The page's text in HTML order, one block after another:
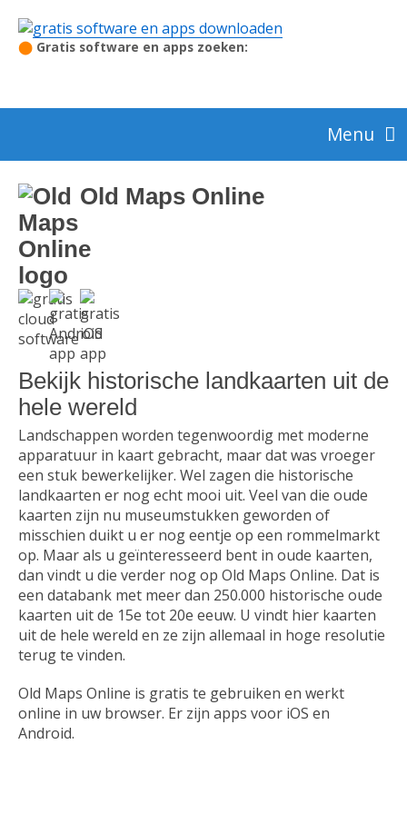
⬤ Gratis software en apps zoeken:
Menu
Audio en video
Beeldbewerking en foto
Beveiliging
Browsers
Communicatie
Download
Educatie
Email
Games
Old Maps Online
Bekijk historische landkaarten uit de
hele wereld
Landschappen worden tegenwoordig met moderne
apparatuur in kaart gebracht, maar dat was vroeger
een stuk bewerkelijker. Wel zagen die historische
landkaarten er nog echt mooi uit. Veel van die oude
kaarten zijn nu museumstukken geworden of
misschien duikt u er nog eentje op een rommelmarkt
op. Maar als u geïnteresseerd bent in oude kaarten,
dan vindt u die verder nog op Old Maps Online. Dat is
een databank met meer dan 250.000 historische oude
kaarten uit de 15e tot 20e eeuw. U vindt hier kaarten
uit de hele wereld en ze zijn allemaal in hoge resolutie
terug te vinden.
Old Maps Online is gratis te gebruiken en werkt
online in uw browser. Er zijn apps voor iOS en
Android.